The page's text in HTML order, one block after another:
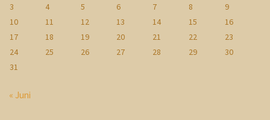
3
4 5 6 7 8
9
10
11 12 13 14 15
16
17
18 19 20 21 22
23
24
25 26 27 28 29
30
31
« Juni